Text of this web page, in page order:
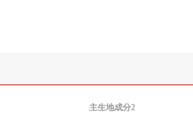
主生地成分2